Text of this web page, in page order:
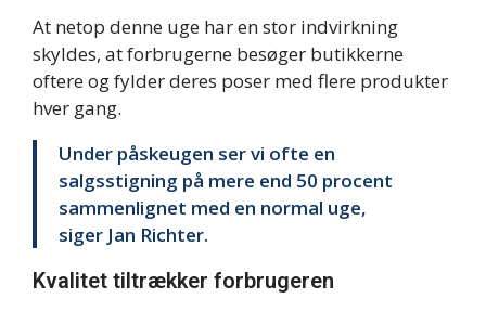
At netop denne uge har en stor indvirkning
skyldes, at forbrugerne besøger butikkerne
oftere og fylder deres poser med flere produkter
hver gang.
Under påskeugen ser vi ofte en
salgsstigning på mere end 50 procent
sammenlignet med en normal uge,
siger Jan Richter.
Kvalitet tiltrækker forbrugeren